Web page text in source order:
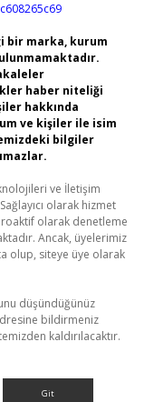
bir marka, kurum
haber niteliği
hakkında
ve kişiler ile isim
bilgiler
ve İletişim
olarak hizmet
olarak denetleme
Ancak, üyelerimiz
olup, siteye üye olarak
düşündüğünüz
bildirmeniz
kaldırılacaktır.